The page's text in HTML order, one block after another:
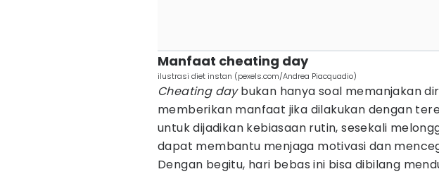
Manfaat cheating day
ilustrasi diet instan (pexels.com/Andrea Piacquadio)
Cheating daybukan hanya soal memanjakan
memberikan manfaat jika dilakukan dengan
untuk dijadikan kebiasaan rutin, sesekali
dapat membantu menjaga motivasi dan
Dengan begitu, hari bebas ini bisa dibilang